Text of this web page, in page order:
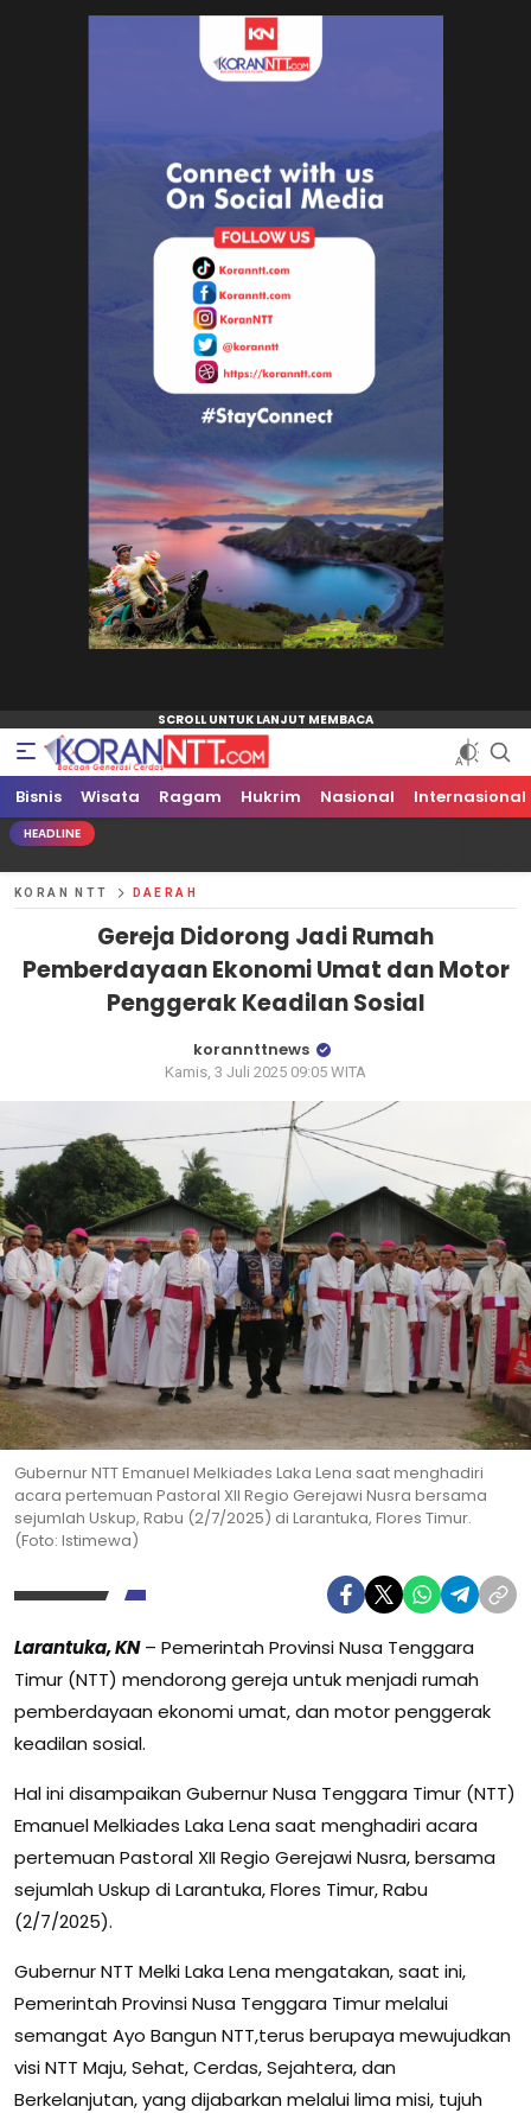
Koran NTT
Bacaan Generasi Cerdas
Bisnis Wisata Ragam Hukrim Nasional Internasional
HEADLINE
KORAN NTT DAERAH
Gereja Didorong Jadi Rumah
Pemberdayaan Ekonomi Umat dan Motor
Penggerak Keadilan Sosial
korannttnews
Kamis, 3 Juli 2025 09:05 WITA
Gubernur NTT Emanuel Melkiades Laka Lena saat menghadiri
acara pertemuan Pastoral XII Regio Gerejawi Nusra bersama
sejumlah Uskup, Rabu (2/7/2025) di Larantuka, Flores Timur.
(Foto: Istimewa)
Larantuka, KN– Pemerintah Provinsi Nusa Tenggara
Timur (NTT) mendorong gereja untuk menjadi rumah
pemberdayaan ekonomi umat, dan motor penggerak
keadilan sosial.
Hal ini disampaikan Gubernur Nusa Tenggara Timur (NTT)
Emanuel Melkiades Laka Lena saat menghadiri acara
pertemuan Pastoral XII Regio Gerejawi Nusra, bersama
sejumlah Uskup di Larantuka, Flores Timur, Rabu
(2/7/2025).
Gubernur NTT Melki Laka Lena mengatakan, saat ini,
Pemerintah Provinsi Nusa Tenggara Timur melalui
semangat Ayo Bangun NTT,terus berupaya mewujudkan
visi NTT Maju, Sehat, Cerdas, Sejahtera, dan
Berkelanjutan, yang dijabarkan melalui lima misi, tujuh